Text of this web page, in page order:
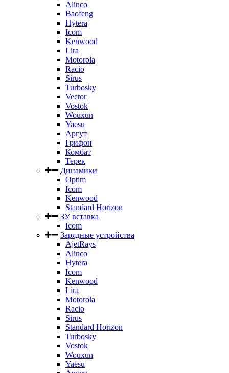
Alinco
Baofeng
Hytera
Icom
Kenwood
Lira
Motorola
Racio
Sirus
Turbosky
Vector
Vostok
Wouxun
Yaesu
Аргут
Грифон
Комбат
Терек
Динамики
Optim
Icom
Kenwood
Standard Horizon
ЗУ вставка
Icom
Зарядные устройства
AjetRays
Alinco
Hytera
Icom
Kenwood
Lira
Motorola
Racio
Sirus
Standard Horizon
Turbosky
Vostok
Wouxun
Yaesu